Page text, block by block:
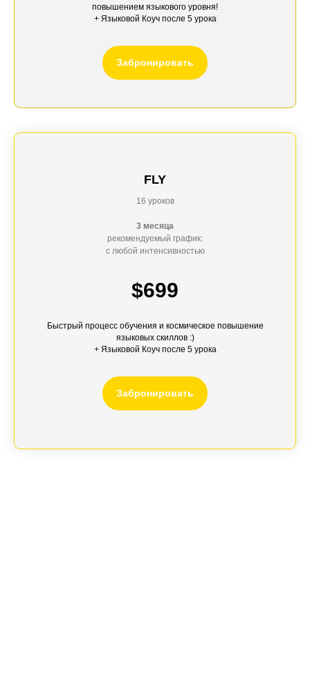
повышением языкового уровня!
+ Языковой Коучпосле 5 урока
Забронировать
FLY
16 уроков
3 месяца
рекомендуемый график:
с любой интенсивностью
$699
Быстрый процесс обучения и космическое повышение
языковых скиллов :)
+ Языковой Коучпосле 5 урока
Забронировать